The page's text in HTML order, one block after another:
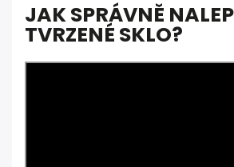
JAK SPRÁVNĚ
TVRZENÉ SKLO?